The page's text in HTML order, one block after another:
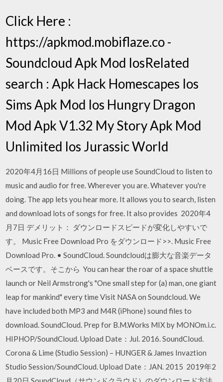
Click Here :
https://apkmod.mobiflaze.co -
Soundcloud Apk Mod IosRelated
search : Apk Hack Homescapes Ios
Sims Apk Mod Ios Hungry Dragon
Mod Apk V1.32 My Story Apk Mod
Unlimited Ios Jurassic World
2020年4月16日 Millions of people use SoundCloud to listen to
music and audio for free. Wherever you are. Whatever you're
doing. The app lets you hear more. It allows you to search, listen
and download lots of songs for free. It also provides 2020年4
月7日 デメリット： ダウンロードスピードが変化しやすいで
す。 Music Free Download Pro をダウンロード>>. Music Free
Download Pro. • SoundCloud. Soundcloudは膨大な音楽データ
ベースです。そこから You can hear the roar of a space shuttle
launch or Neil Armstrong's "One small step for (a) man, one giant
leap for mankind" every time Visit NASA on Soundcloud. We
have included both MP3 and M4R (iPhone) sound files to
download. SoundCloud. Prep for B.M.Works MIX by MONOm.i.c.
HIPHOP/SoundCloud. Upload Date：Jul. 2016. SoundCloud.
Corona & Lime (Studio Session) – HUNGER & James Invaztion
Studio Session/SoundCloud. Upload Date：JAN. 2015 2019年2